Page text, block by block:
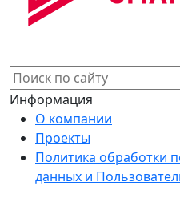
Информация
О компании
Проекты
Политика обработки
данных и